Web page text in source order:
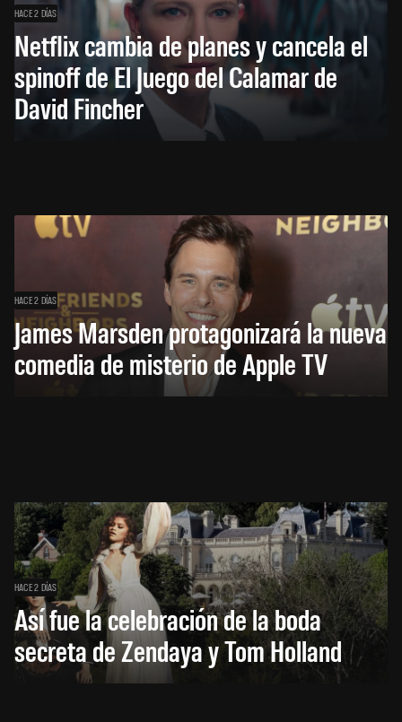
HACE 2 DÍAS
Netflix cambia de planes y cancela el
spinoff de El Juego del Calamar de
David Fincher
HACE 2 DÍAS
James Marsden protagonizará la nueva
comedia de misterio de Apple TV
HACE 2 DÍAS
Así fue la celebración de la boda
secreta de Zendaya y Tom Holland